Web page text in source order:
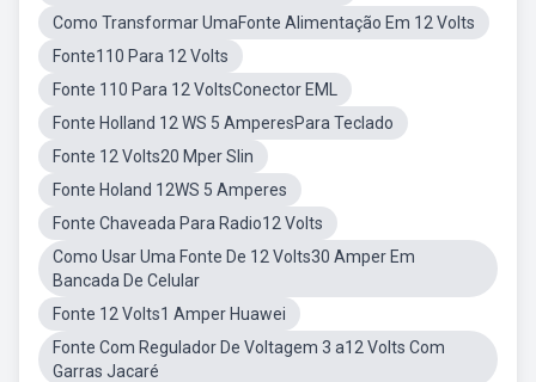
Como Transformar UmaFonte Alimentação Em 12 Volts
Fonte110 Para 12 Volts
Fonte 110 Para 12 VoltsConector EML
Fonte Holland 12 WS 5 AmperesPara Teclado
Fonte 12 Volts20 Mper Slin
Fonte Holand 12WS 5 Amperes
Fonte Chaveada Para Radio12 Volts
Como Usar Uma Fonte De 12 Volts30 Amper Em
Bancada De Celular
Fonte 12 Volts1 Amper Huawei
Fonte Com Regulador De Voltagem 3 a12 Volts Com
Garras Jacaré